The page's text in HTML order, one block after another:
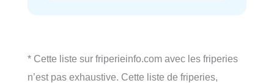
* Cette liste sur friperieinfo.com avec les friperies
n’est pas exhaustive. Cette liste de friperies,